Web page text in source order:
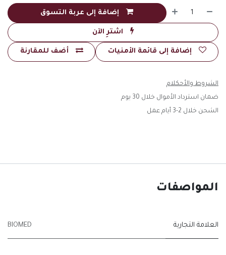
إضافة إلى عربة التسوق
اشترِ الآن
أضف للمقارنة إضافة إلى قائمة الأمنيات
الشروط والأحكلام
ضمان استرداد الأموال خلال 30 يوم
الشحن خلال 2-3 أيام عمل
المواصفات
العلامة التجارية BIOMED